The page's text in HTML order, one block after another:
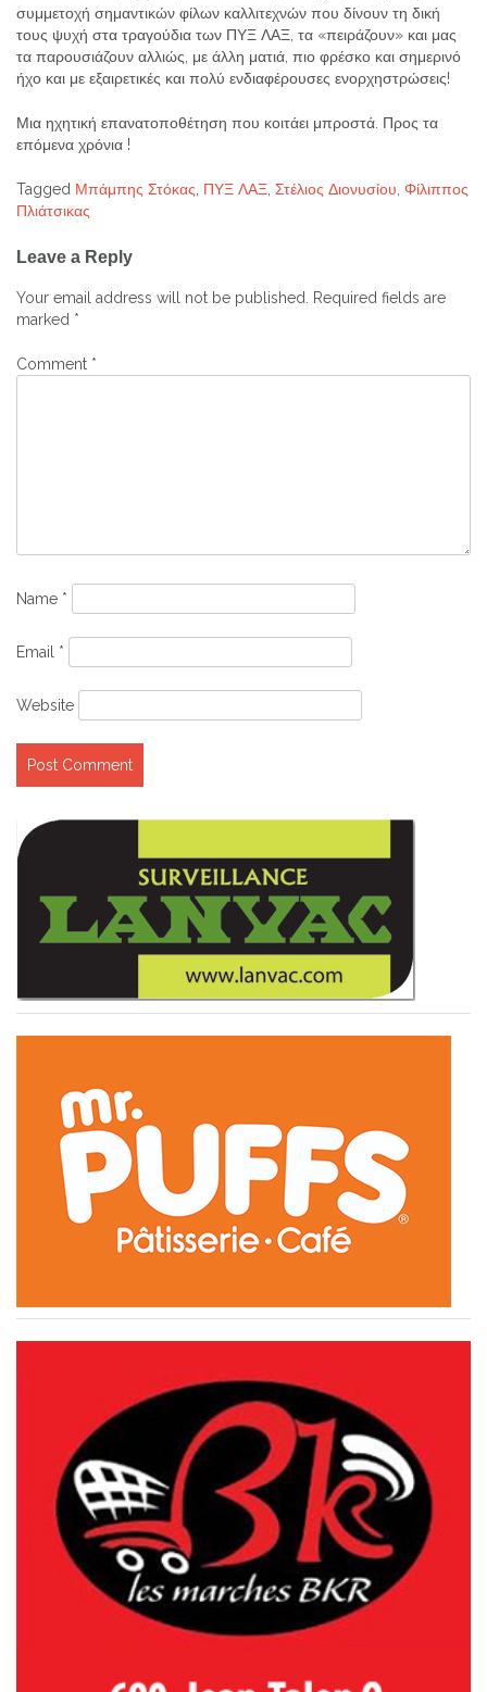
συμμετοχή σημαντικών φίλων καλλιτεχνών που δίνουν τη δική
τους ψυχή στα τραγούδια των ΠΥΞ ΛΑΞ, τα «πειράζουν» και μας
τα παρουσιάζουν αλλιώς, με άλλη ματιά, πιο φρέσκο και σημερινό
ήχο και με εξαιρετικές και πολύ ενδιαφέρουσες ενορχηστρώσεις!
Μια ηχητική επανατοποθέτηση που κοιτάει μπροστά. Προς τα
επόμενα χρόνια !
Tagged Μπάμπης Στόκας ΠΥΞ ΛΑΞ Στέλιος Διονυσίου Φίλιππος
Πλιάτσικας
navigation
Leave a Reply
Your email address will not be published.
Required fields are
marked *
Comment *
Name *
Email *
Website